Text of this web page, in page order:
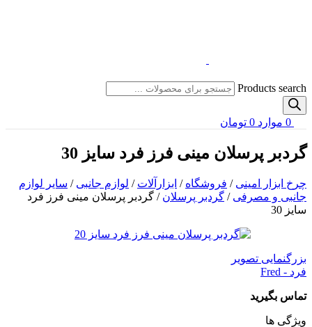
Products search
0 موارد 0 تومان
گردبر پرسلان مینی فرز فرد سایز 30
چرخ ابزار امینی / فروشگاه / ابزارآلات / لوازم جانبی / سایر لوازم
جانبی و مصرفی / گردبر پرسلان / گردبر پرسلان مینی فرز فرد
سایز 30
بزرگنمایی تصویر
فرد - Fred
تماس بگیرید
ویژگی ها